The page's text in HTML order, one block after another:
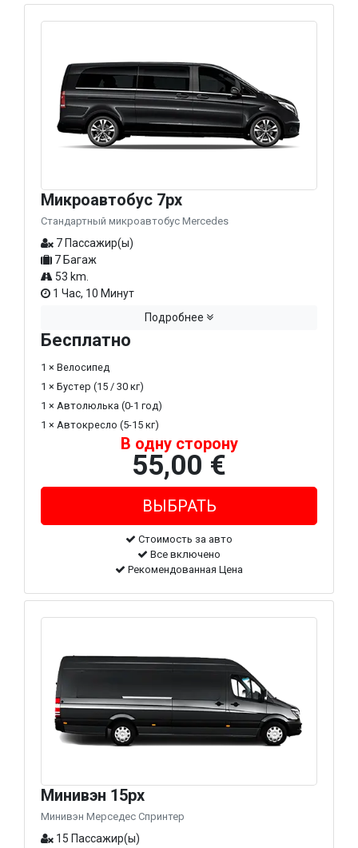
Микроавтобус 7px
Стандартный микроавтобус Mercedes
7 Пассажир(ы)
7 Багаж
53 km.
1 Час, 10 Минут
Подробнее
Бесплатно
1 × Велосипед
1 × Бустер (15 / 30 кг)
1 × Автолюлька (0-1 год)
1 × Автокресло (5-15 кг)
В одну сторону
55,00 €
Стоимость за авто
Все включено
Рекомендованная Цена
Минивэн 15px
Минивэн Мерседес Спринтер
15 Пассажир(ы)